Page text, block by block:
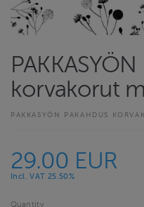
korvakorut
PAKKASYÖN PAKAHDUS
29.00 EUR
Incl. VAT 25.50%
Quantity